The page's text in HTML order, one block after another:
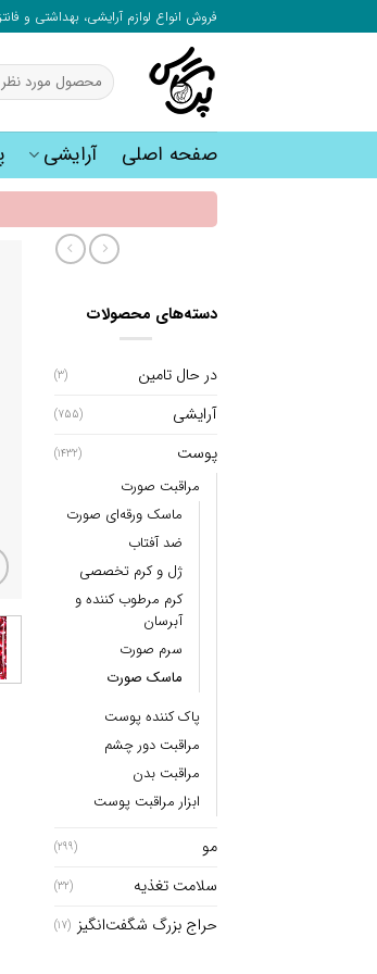
محتوا
فروش انواع لوازم آرایشی، بهداشتی و
جستجو
برای:
صفحه اصلی آرایشی
دسته‌های محصولات
در حال تامین (3)
آرایشی (755)
پوست (1432)
مراقبت صورت
ماسک ورقه‌ای صورت
ضد آفتاب
ژل و کرم تخصصی
کرم مرطوب کننده و
آبرسان
سرم صورت
ماسک صورت
پاک کننده پوست
مراقبت دور چشم
مراقبت بدن
ابزار مراقبت پوست
مو (299)
سلامت تغذیه (32)
حراج بزرگ شگفت‌انگیز (17)